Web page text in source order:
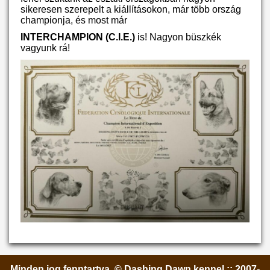
sikeresen szerepelt a kiállításokon, már több ország
championja, és most már
INTERCHAMPION (C.I.E.) is! Nagyon büszkék
vagyunk rá!